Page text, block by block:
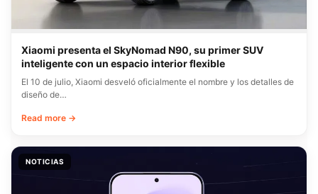
Xiaomi presenta el SkyNomad N90, su primer SUV
inteligente con un espacio interior flexible
El 10 de julio, Xiaomi desveló oficialmente el nombre y los detalles de
diseño de…
Read more →
NOTICIAS